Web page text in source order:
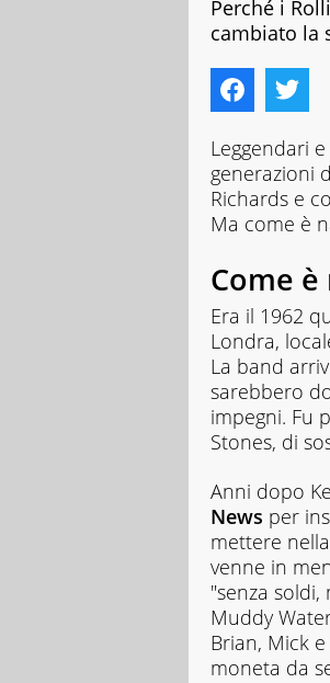
Perché i
cambiato la
Leggendari
generazioni
Richards e
Ma come è
Come
Era il 1962
Londra,
La band
sarebbero
impegni. Fu
Stones, di
Anni dopo
News per
mettere
venne in
"senza
Muddy
Brian, Mick
moneta da